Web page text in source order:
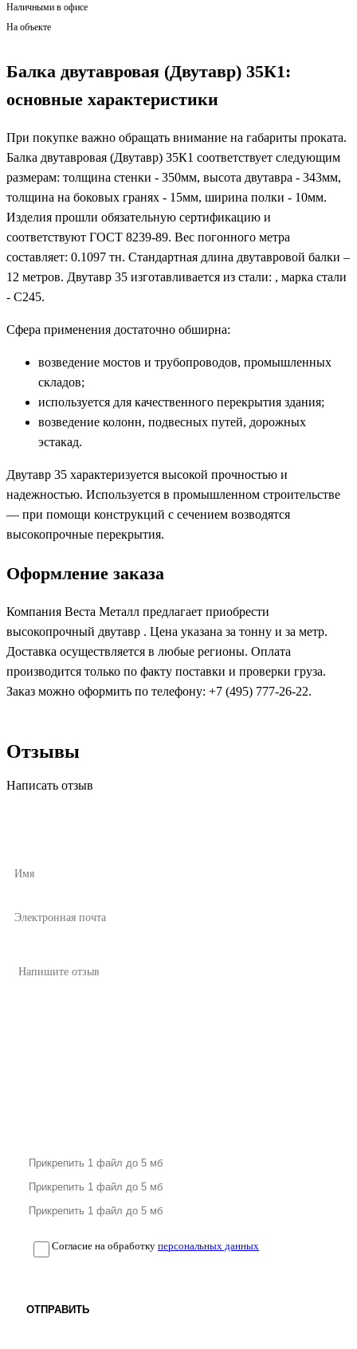
Наличными в офисе
На объекте
Балка двутавровая (Двутавр) 35К1:
основные характеристики
При покупке важно обращать внимание на габариты проката.
Балка двутавровая (Двутавр) 35К1 соответствует следующим
размерам: толщина стенки - 350мм, высота двутавра - 343мм,
толщина на боковых гранях - 15мм, ширина полки - 10мм.
Изделия прошли обязательную сертификацию и
соответствуют ГОСТ 8239-89. Вес погонного метра
составляет: 0.1097 тн. Стандартная длина двутавровой балки –
12 метров. Двутавр 35 изготавливается из стали: , марка стали
- С245.
Сфера применения достаточно обширна:
возведение мостов и трубопроводов, промышленных
складов;
используется для качественного перекрытия здания;
возведение колонн, подвесных путей, дорожных
эстакад.
Двутавр 35 характеризуется высокой прочностью и
надежностью. Используется в промышленном строительстве
— при помощи конструкций с сечением возводятся
высокопрочные перекрытия.
Оформление заказа
Компания Веста Металл предлагает приобрести
высокопрочный двутавр . Цена указана за тонну и за метр.
Доставка осуществляется в любые регионы. Оплата
производится только по факту поставки и проверки груза.
Заказ можно оформить по телефону: +7 (495) 777-26-22.
Отзывы
Написать отзыв
Согласие на обработку персональных данных
ОТПРАВИТЬ